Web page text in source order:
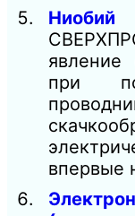
Ниобий
явление
при
впервые